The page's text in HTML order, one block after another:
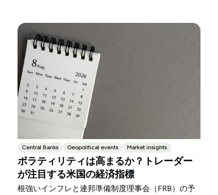
Central Banks Geopolitical events Market insights
ボラティリティは高まるか？トレーダー
が注目する米国の経済指標
根強いインフレと連邦準備制度理事会（FRB）の予